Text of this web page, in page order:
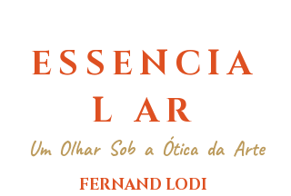
ESSENCIA
L AR
Um Olhar Sob a Ótica da Arte
FERNAND LODI